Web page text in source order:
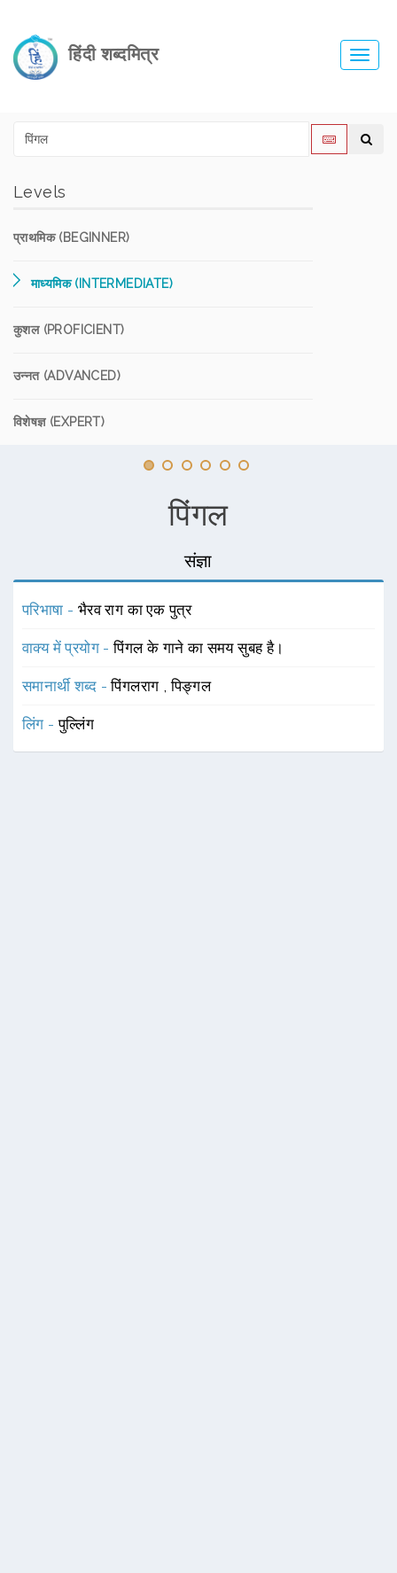
हिंदी शब्दमित्र
Levels
प्राथमिक (BEGINNER)
माध्यमिक (INTERMEDIATE)
कुशल (PROFICIENT)
उन्नत (ADVANCED)
विशेषज्ञ (EXPERT)
पिंगल
संज्ञा
परिभाषा - भैरव राग का एक पुत्र
वाक्य में प्रयोग -पिंगल के गाने का समय सुबह है।
समानार्थी शब्द -पिंगलराग ,पिङ्गल
लिंग -पुल्लिंग